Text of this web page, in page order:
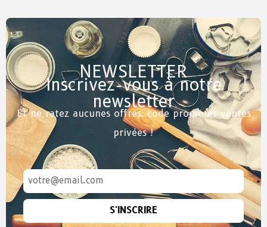
NEWSLETTER
Inscrivez-vous à notre
newsletter
Et ne ratez aucunes offres, code promo et ventes
privées !
S'INSCRIRE